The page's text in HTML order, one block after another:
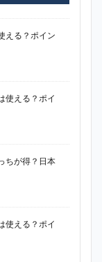
える？ポイン
使える？ポイ
ちが得？日本
使える？ポイ